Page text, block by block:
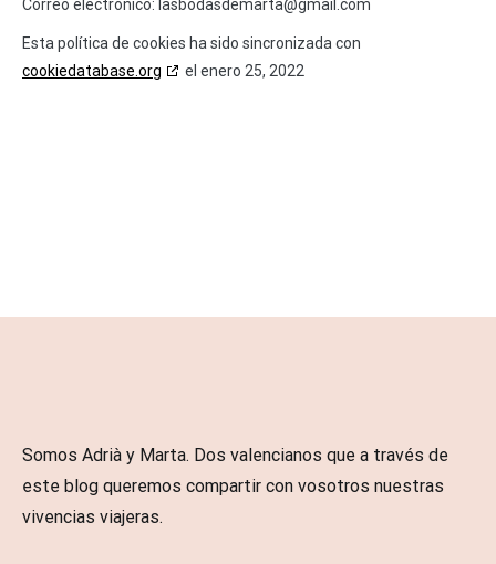
Correo electrónico: moc.liamg@atramedsadobsal
Esta política de cookies ha sido sincronizada con
cookiedatabase.org
el enero 25, 2022
Somos Adrià y Marta. Dos valencianos que a través de
este blog queremos compartir con vosotros nuestras
vivencias viajeras.